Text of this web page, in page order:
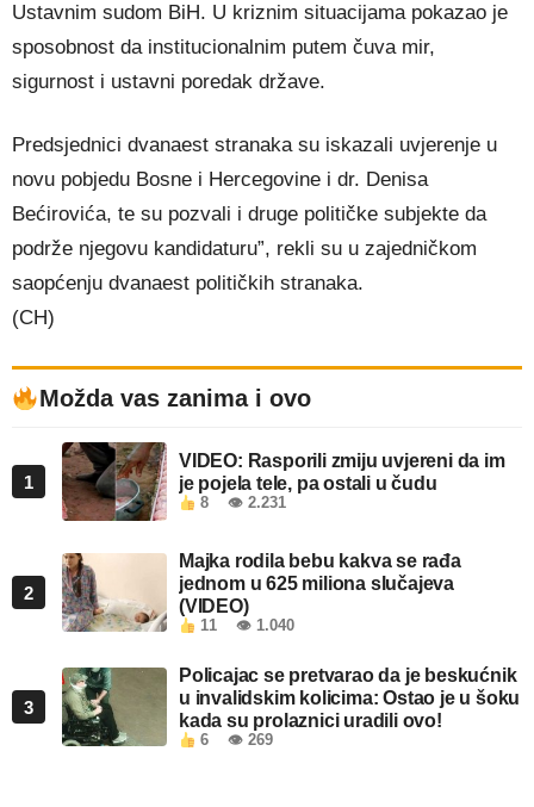
Ustavnim sudom BiH. U kriznim situacijama pokazao je
sposobnost da institucionalnim putem čuva mir,
sigurnost i ustavni poredak države.
Predsjednici dvanaest stranaka su iskazali uvjerenje u
novu pobjedu Bosne i Hercegovine i dr. Denisa
Bećirovića, te su pozvali i druge političke subjekte da
podrže njegovu kandidaturu”, rekli su u zajedničkom
saopćenju dvanaest političkih stranaka.
(CH)
Možda vas zanima i ovo
1
VIDEO: Rasporili zmiju uvjereni da im
je pojela tele, pa ostali u čudu
8 👁 2.231
2
Majka rodila bebu kakva se rađa
jednom u 625 miliona slučajeva
(VIDEO)
11 👁 1.040
3
Policajac se pretvarao da je beskućnik
u invalidskim kolicima: Ostao je u šoku
kada su prolaznici uradili ovo!
6 👁 269